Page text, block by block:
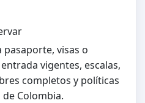
visas o
vigentes, escalas,
completos y políticas
Colombia.